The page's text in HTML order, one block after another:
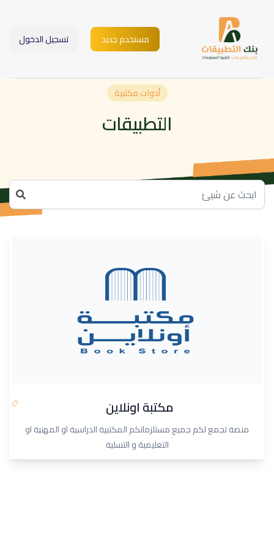
مستخدم جديد تسجيل الدخول
أدوات مكتبية
التطبيقات
مكتبة اونلاين
منصة تجمع لكم جميع مستلزماتكم المكتبية الدراسية او المهنية او
التعليمية و التسلية